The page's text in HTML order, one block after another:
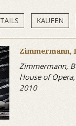
KAUFEN
Zimmermann,
Zimmermann,
House of
2010